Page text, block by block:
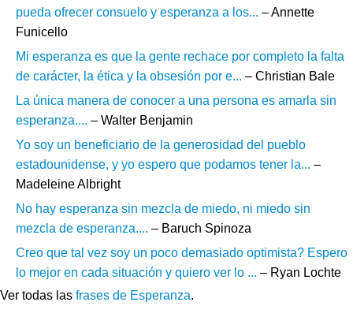
pueda ofrecer consuelo y esperanza a los... – Annette
Funicello
Mi esperanza es que la gente rechace por completo la falta
de carácter, la ética y la obsesión por e... – Christian Bale
La única manera de conocer a una persona es amarla sin
esperanza.... – Walter Benjamin
Yo soy un beneficiario de la generosidad del pueblo
estadounidense, y yo espero que podamos tener la... –
Madeleine Albright
No hay esperanza sin mezcla de miedo, ni miedo sin
mezcla de esperanza.... – Baruch Spinoza
Creo que tal vez soy un poco demasiado optimista? Espero
lo mejor en cada situación y quiero ver lo ... – Ryan Lochte
Ver todas las frases de Esperanza.